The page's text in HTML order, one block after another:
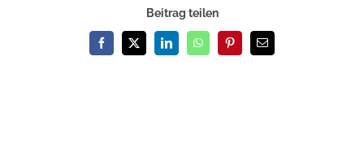
Beitrag teilen
Facebook
X LinkedInWhatsAppPinterest
E-
Mail